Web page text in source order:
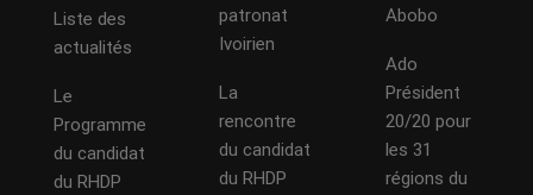
Liste des
actualités
Le
Programme
du candidat
du RHDP
patronat
Ivoirien
La
rencontre
du candidat
du RHDP
Abobo
Ado
Président
20/20 pour
les 31
régions du